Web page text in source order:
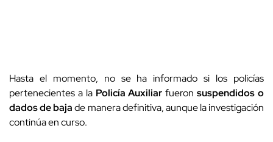
Hasta el momento, no se ha informado si los policías
pertenecientes a la Policía Auxiliar fueronsuspendidos o
dados de bajade manera definitiva, aunque la investigación
continúa en curso.